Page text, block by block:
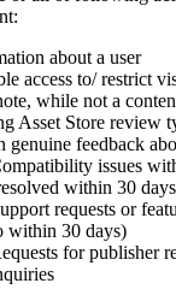
about a user
access to/ restrict
while not a
Asset Store review
genuine feedback
issues
within 30
requests or
within 30 days)
for publisher